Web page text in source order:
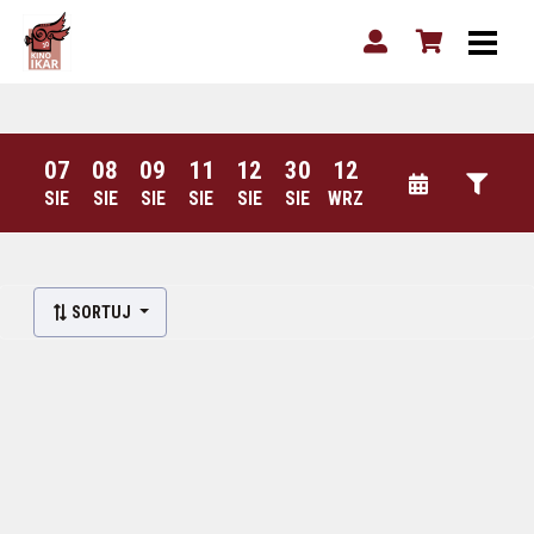
07
SIE
08
SIE
09
SIE
11
SIE
12
SIE
30
SIE
12
WRZ
SORTUJ